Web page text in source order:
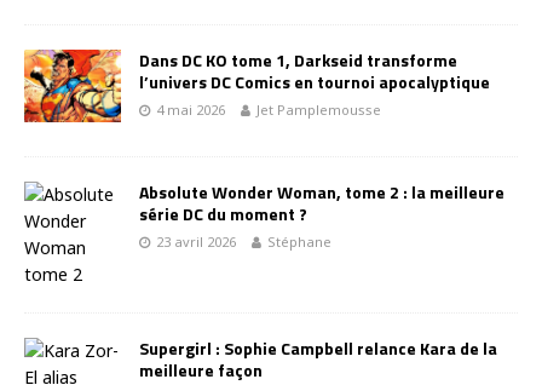
Dans DC KO tome 1, Darkseid transforme
l’univers DC Comics en tournoi apocalyptique
4 mai 2026 Jet Pamplemousse
Absolute Wonder Woman, tome 2 : la meilleure
série DC du moment ?
23 avril 2026 Stéphane
Supergirl : Sophie Campbell relance Kara de la
meilleure façon